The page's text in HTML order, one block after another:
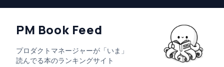
PM Book Feed
プロダクトマネージャーが「いま」
読んでる本のランキングサイト